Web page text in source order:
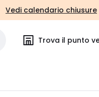
Vedi calendario chiusure
Trova il punto